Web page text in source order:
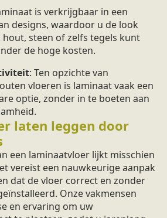
is verkrijgbaar in een
designs, waardoor u de look
steen of zelfs tegels kunt
de hoge kosten.
: Ten opzichte van
vloeren is laminaat vaak een
optie, zonder in te boeten aan
laten leggen door
een laminaatvloer lijkt misschien
vereist een nauwkeurige aanpak
dat de vloer correct en zonder
Onze vakmensen
en ervaring om uw